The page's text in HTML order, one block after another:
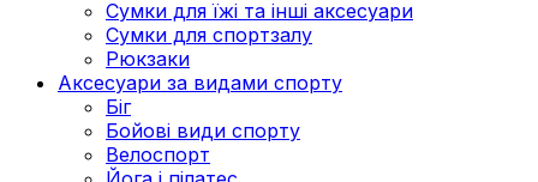
Сумки для їжі та інші аксесуари
Сумки для спортзалу
Рюкзаки
Аксесуари за видами спорту
Біг
Бойові види спорту
Велоспорт